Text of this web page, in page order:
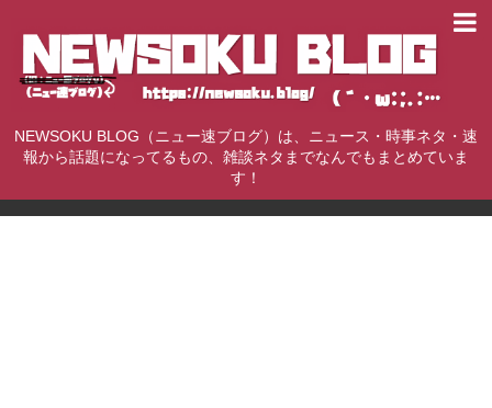
NEWSOKU BLOG（ニュー速ブログ）は、ニュース・時事ネタ・速
報から話題になってるもの、雑談ネタまでなんでもまとめていま
す！